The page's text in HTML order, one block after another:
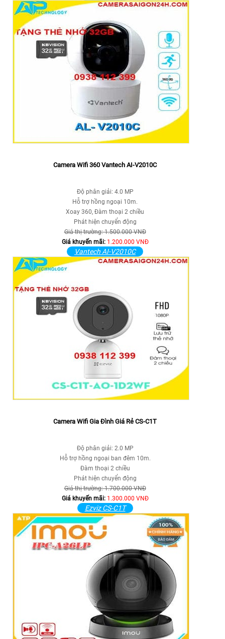
Camera Wifi 360 Vantech AI-V2010C
Độ phân giải: 4.0 MP
Hỗ trợ hồng ngoại 10m.
Xoay 360, Đàm thoại 2 chiều
Phát hiện chuyển động
Giá thị trường: 1.500.000 VNĐ
Giá khuyến mãi: 1.200.000 VNĐ
Vantech AI-V2010C
Camera Wifi Gia Đình Giá Rẻ CS-C1T
Độ phân giải: 2.0 MP
Hỗ trợ hồng ngoại ban đêm 10m.
Đàm thoại 2 chiều
Phát hiện chuyển động
Giá thị trường: 1.700.000 VNĐ
Giá khuyến mãi: 1.300.000 VNĐ
Ezviz CS-C1T